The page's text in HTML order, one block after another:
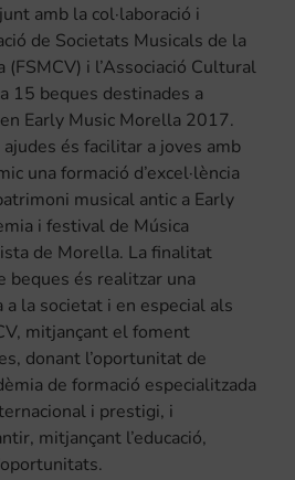
amb la col·laboració i
de Societats Musicals de la
(FSMCV) i l’Associació Cultural
15 beques destinades a
Early Music Morella 2017.
ajudes és facilitar a joves amb
una formació d’excel·lència
musical antic a Early
i festival de Música
de Morella. La finalitat
beques és realitzar una
la societat i en especial als
mitjançant el foment
donant l’oportunitat de
de formació especialitzada
i prestigi, i
mitjançant l’educació,